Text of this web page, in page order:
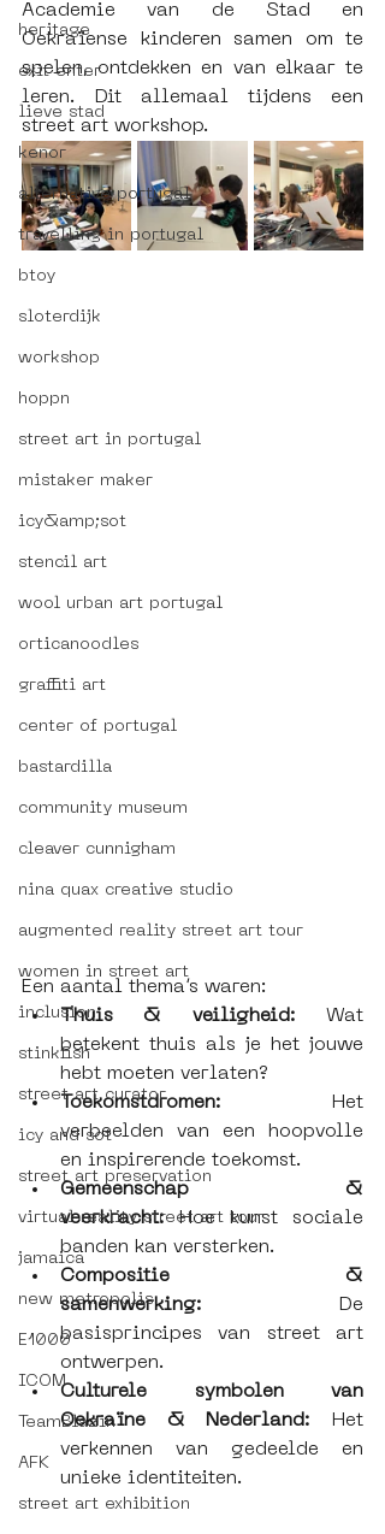
heritage
exit enter
lieve stad
kenor
alternative portugal
travelling in portugal
btoy
sloterdijk
workshop
hoppn
street art in portugal
mistaker maker
icy&amp;sot
stencil art
wool urban art portugal
orticanoodles
graffiti art
center of portugal
bastardilla
community museum
cleaver cunnigham
nina quax creative studio
augmented reality street art tour
women in street art
inclusion
stinkfish
street art curator
icy and sot
street art preservation
virtual reality street art tour
jamaica
new metropolis
E1000
ICOM
TeamBlazin
AFK
street art exhibition
Academie van de Stad en
Oekraïense kinderen samen om te
spelen, ontdekken en van elkaar te
leren. Dit allemaal tijdens een
street art workshop.
Een aantal thema’s waren:
Thuis & veiligheid: Wat
betekent thuis als je het jouwe
hebt moeten verlaten?
Toekomstdromen: Het
verbeelden van een hoopvolle
en inspirerende toekomst.
Gemeenschap &
veerkracht: Hoe kunst sociale
banden kan versterken.
Compositie &
samenwerking: De
basisprincipes van street art
ontwerpen.
Culturele symbolen van
Oekraïne & Nederland: Het
verkennen van gedeelde en
unieke identiteiten.